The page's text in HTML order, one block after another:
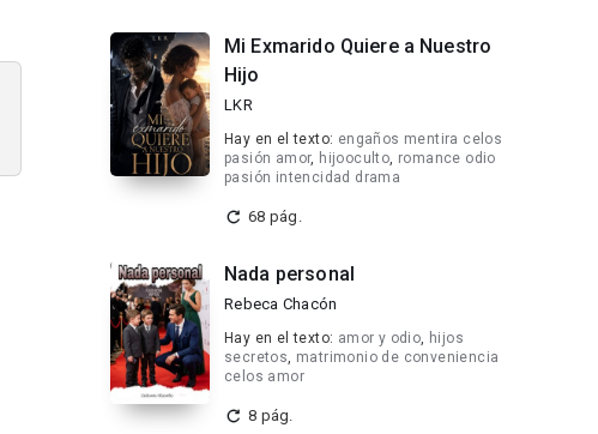
Mi Exmarido Quiere a Nuestro
Hijo
LKR
Hay en el texto: engaños mentira celos
pasión amor, hijooculto, romance odio
pasión intencidad drama
68 pág.
Nada personal
Rebeca Chacón
Hay en el texto: amor y odio, hijos
secretos, matrimonio de conveniencia
celos amor
8 pág.